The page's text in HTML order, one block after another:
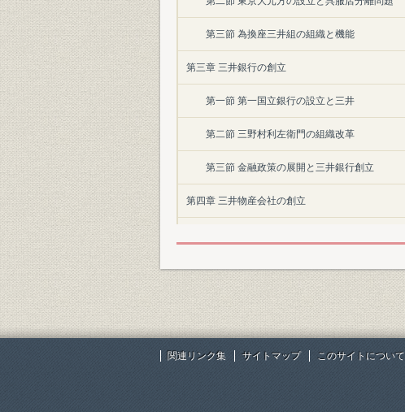
第三節 為換座三井組の組織と機能
第三章 三井銀行の創立
第一節 第一国立銀行の設立と三井
第二節 三野村利左衛門の組織改革
第三節 金融政策の展開と三井銀行創立
第四章 三井物産会社の創立
第二節 三井物産会社の設立事情
第三節 三井物産会社の営業状況
第五章 明治一〇年代の三井銀行
関連リンク集 サイトマップ このサイトについて